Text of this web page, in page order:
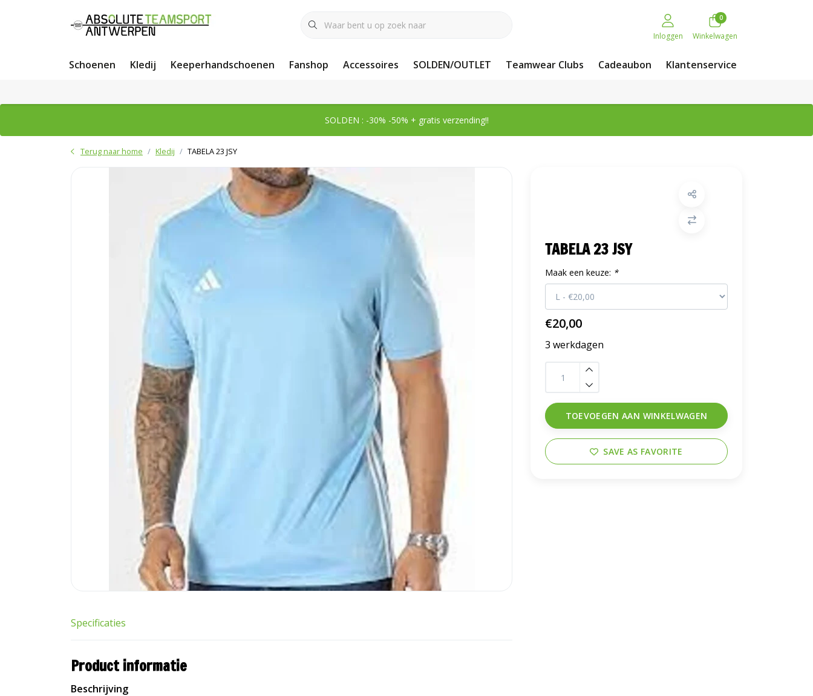
Inloggen
0
Winkelwagen
Schoenen Kledij Keeperhandschoenen Fanshop Accessoires SOLDEN/OUTLET Teamwear Clubs Cadeaubon Klantenservice
SOLDEN : -30% -50% + gratis verzending!!
Terug naar home Kledij TABELA 23 JSY
TABELA 23 JSY
Maak een keuze: *
€20,00
3 werkdagen
TOEVOEGEN AAN WINKELWAGEN
SAVE AS FAVORITE
Specificaties
Product informatie
Beschrijving